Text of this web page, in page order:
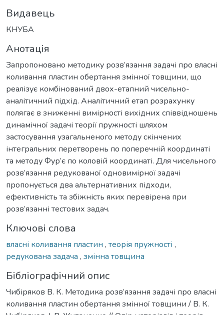
Видавець
КНУБА
Анотація
Запропоновано методику розв’язання задачі про власні
коливання пластин обертання змінної товщини, що
реалізує комбінований двох-етапний чисельно-
аналітичний підхід. Аналітичний етап розрахунку
полягає в зниженні вимірності вихідних співвідношень
динамічної задачі теорії пружності шляхом
застосування узагальненого методу скінчених
інтегральних перетворень по поперечній координаті
та методу Фур’є по коловій координаті. Для чисельного
розв’язання редукованої одновимірної задачі
пропонується два альтернативних підходи,
ефективність та збіжність яких перевірена при
розв’язанні тестових задач.
Ключові слова
власні коливання пластин , теорія пружності ,
редукована задача , змінна товщина
Бібліографічний опис
Чибіряков В. К. Методика розв’язання задачі про власні
коливання пластин обертання змінної товщини / В. К.